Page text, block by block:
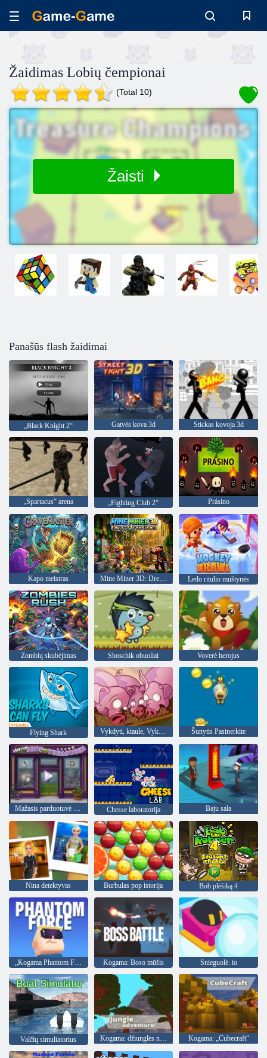
Žaidimas Lobių čempionai
(Total 10)
Žaisti
Panašūs flash žaidimai
„Black Knight 2“ Gatvės kova 3d Stickas kovoja 3d
„Spartacus“ arena „Fighting Club 2“ Prásino
Kapo meistras Mine Miner 3D: Dream Island meras Ledo ritulio muštynės
Zombių skubėjimas Sboschik obuoliai Voverė herojus
Flying Shark Vykdyti, kiaule, Vykdyti Šunytis Pasinerkite
Mažasis parduotuvė lobiai Chesse laboratorija Baju sala
Nina detektyvas Burbulas pop istorija Bob plėšiką 4
„Kogama Phantom Force“ Kogama: Boso mūšis Snieguolė. io
Valčių simuliatorius Kogama: džiunglės nuotykis Kogama: „Cubecraft“